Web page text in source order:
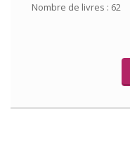
Nombre de livres : 62